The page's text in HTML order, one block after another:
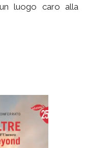
luogo caro alla